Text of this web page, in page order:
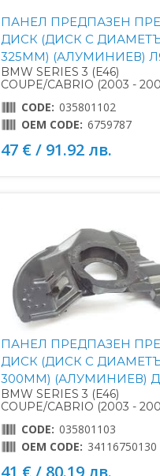
ПАНЕЛ ПРЕДПАЗЕН
ДИСК (ДИСК С
325MM) (АЛУМИНИЕВ)
BMW SERIES 3 (E46)
COUPE/CABRIO (2003 -
CODE: 035801102
OEM CODE: 6759787
47 € / 91.92 лв.
ПАНЕЛ ПРЕДПАЗЕН
ДИСК (ДИСК С
300MM) (АЛУМИНИЕВ)
BMW SERIES 3 (E46)
COUPE/CABRIO (2003 -
CODE: 035801103
OEM CODE: 34116750130